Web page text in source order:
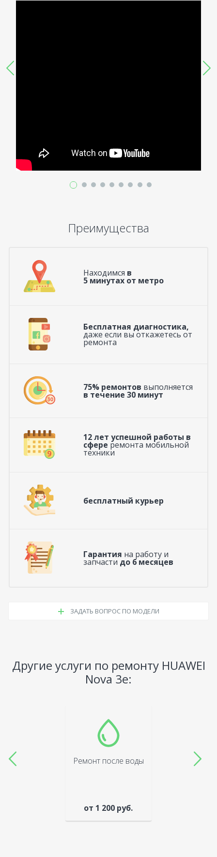
Преимущества
Находимся в
5 минутах от метро
Бесплатная диагностика,
даже если вы откажетесь от
ремонта
75% ремонтов выполняется
в течение 30 минут
12 лет успешной работы в
сфере ремонта мобильной
техники
бесплатный курьер
Гарантия на работу и
запчасти до 6 месяцев
ЗАДАТЬ ВОПРОС ПО МОДЕЛИ
Другие услуги по ремонту HUAWEI
Nova 3e:
Ремонт после воды
от 1 200 руб.